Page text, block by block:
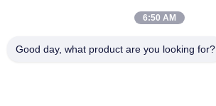
6:50 AM
Good day, what product are you looking for?